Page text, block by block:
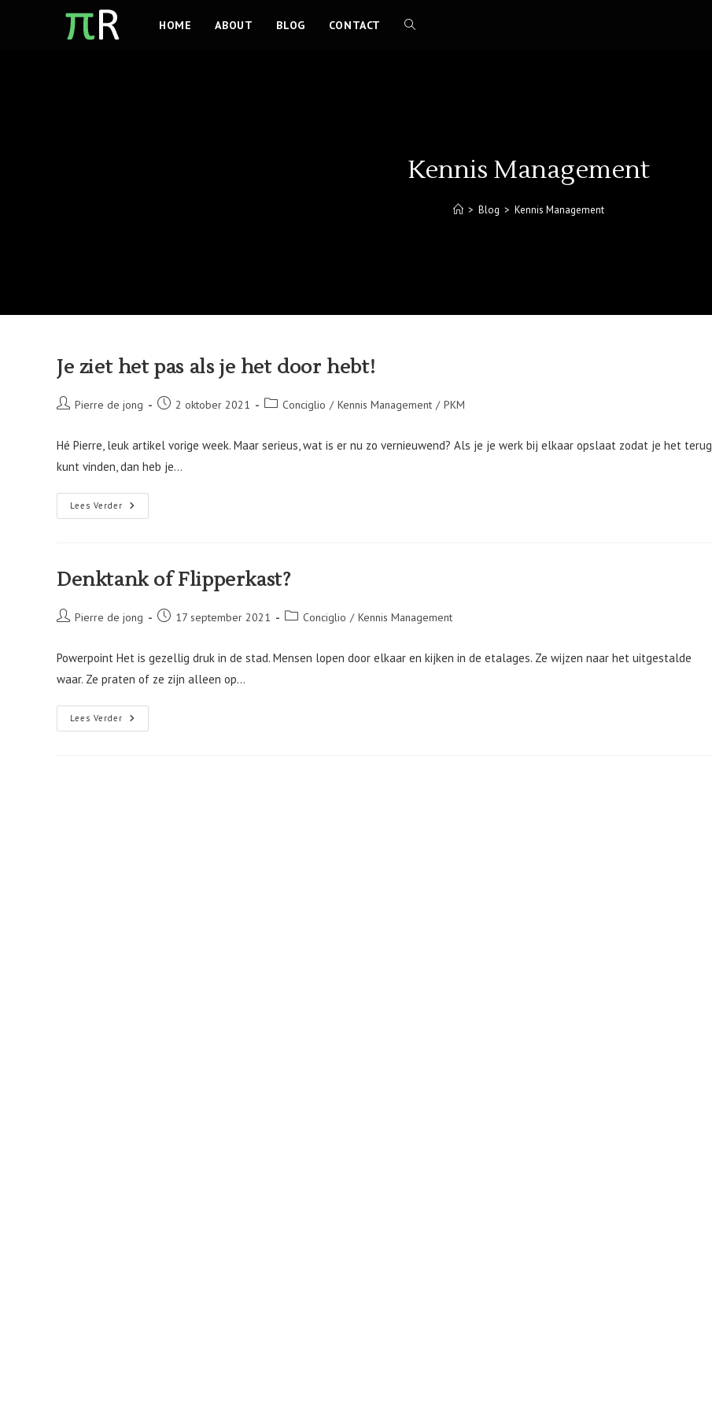
HOME ABOUT BLOG CONTACT TOGGLE
Kennis Management
> Blog > Kennis Management
Je ziet het pas als je het door hebt!
BerichtPierre de jong
Bericht2 oktober 2021 Berichtcategorie:
Conciglio / Kennis Management / PKM
Hé Pierre, leuk artikel vorige week. Maar serieus, wat is er nu zo vernieuwend? Als je je werk bij elkaar opslaat zodat je het terug
kunt vinden, dan heb je…
Lees Verder Je
Ziet
Het
Door
Denktank of Flipperkast?
BerichtPierre de jong
Bericht17 september 2021 Berichtcategorie:
Conciglio / Kennis Management
Powerpoint Het is gezellig druk in de stad. Mensen lopen door elkaar en kijken in de etalages. Ze wijzen naar het uitgestalde
waar. Ze praten of ze zijn alleen op…
Lees Verder Denktank
Of